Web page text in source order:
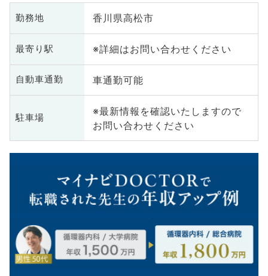
勤務地 香川県高松市
最寄り駅 ※詳細はお問い合わせください
自動車通勤 車通勤可能
駐車場
※最新情報を確認いたしますので
お問い合わせください